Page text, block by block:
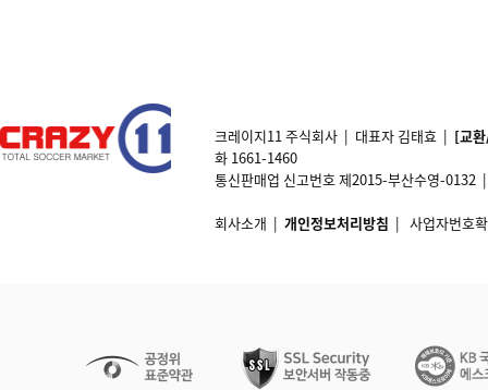
크레이지11 주식회사 | 대표자 김태효 | [교
화 1661-1460
통신판매업 신고번호 제2015-부산수영-
회사소개 | 개인정보처리방침 | 사업자번호